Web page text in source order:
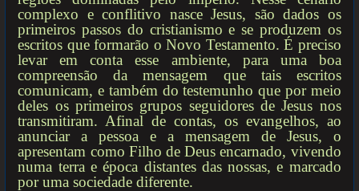
complexo e conflitivo nasce Jesus, são dados os
primeiros passos do cristianismo e se produzem os
escritos que formarão o Novo Testamento. É preciso
levar em conta esse ambiente, para uma boa
compreensão da mensagem que tais escritos
comunicam, e também do testemunho que por meio
deles os primeiros grupos seguidores de Jesus nos
transmitiram. Afinal de contas, os evangelhos, ao
anunciar a pessoa e a mensagem de Jesus, o
apresentam como Filho de Deus encarnado, vivendo
numa terra e época distantes das nossas, e marcado
por uma sociedade diferente.